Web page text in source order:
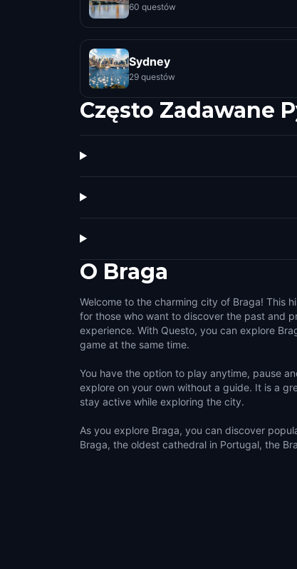
60 questów
Sydney
29 questów
Często Zadawane
O Braga
Welcome to the charming city of Braga! This
for those who want to discover the past and
experience. With Questo, you can explore
game at the same time.
You have the option to play anytime, pause
explore on your own without a guide. It is a
stay active while exploring the city.
As you explore Braga, you can discover
Braga, the oldest cathedral in Portugal, the